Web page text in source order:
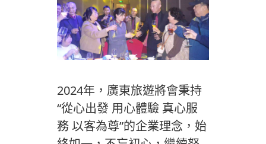
2024年，廣東旅遊將會秉持
“從心出發 用心體驗 真心服
務 以客為尊”的企業理念，始